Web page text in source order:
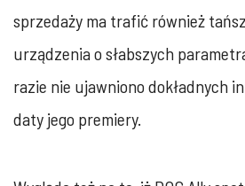
sprzedaży ma trafić również
urządzenia o słabszych
razie nie ujawniono dokładnych
daty jego premiery.